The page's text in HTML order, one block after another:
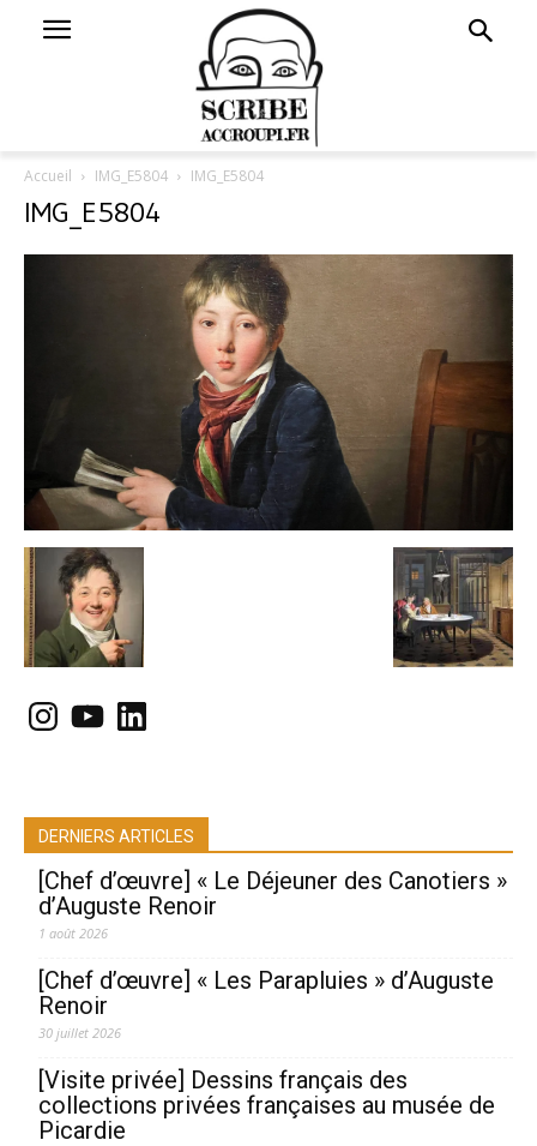
Accueil IMG_E5804 IMG_E5804
IMG_E5804
Instagram
YouTubeLinkedIn
DERNIERS ARTICLES
[Chef d’œuvre] « Le Déjeuner des Canotiers »
d’Auguste Renoir
1 août 2026
[Chef d’œuvre] « Les Parapluies » d’Auguste
Renoir
30 juillet 2026
[Visite privée] Dessins français des
collections privées françaises au musée de
Picardie